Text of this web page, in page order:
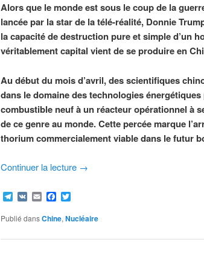
Alors que le monde est sous le coup de la
lancée par la star de la télé-réalité, Donnie
la capacité de destruction pure et simple d’un
véritablement capital vient de se produire en
Au début du mois d’avril, des scientifiques
dans le domaine des technologies
combustible neuf à un réacteur opérationnel à
de ce genre au monde. Cette percée marque
thorium commercialement viable dans le futur
Continuer la lecture →
Telegram
VK EmailFacebook
Publié dansChine, Nucléaire